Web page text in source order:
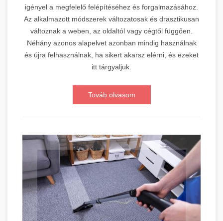
igényel a megfelelő felépítéséhez és forgalmazásához.
Az alkalmazott módszerek változatosak és drasztikusan
változnak a weben, az oldaltól vagy cégtől függően.
Néhány azonos alapelvet azonban mindig használnak
és újra felhasználnak, ha sikert akarsz elérni, és ezeket
itt tárgyaljuk.
Továb olvasom